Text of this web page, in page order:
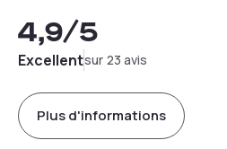
4,9/5
Excellentsur 23 avis
Plus d'informations